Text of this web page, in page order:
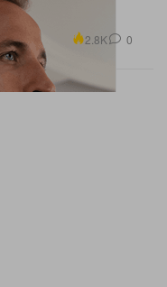
2.8K 0